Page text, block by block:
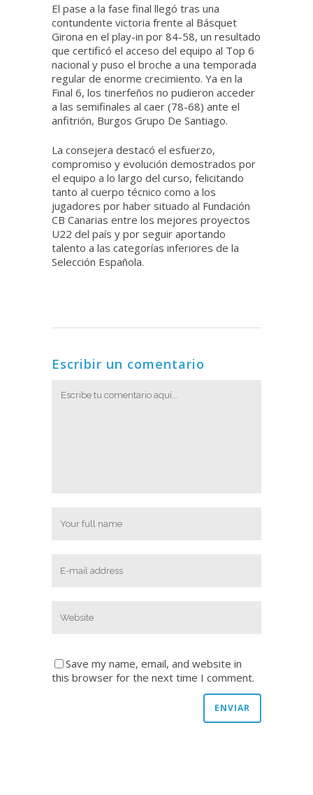
El pase a la fase final llegó tras una
contundente victoria frente al Básquet
Girona en el play-in por 84-58, un resultado
que certificó el acceso del equipo al Top 6
nacional y puso el broche a una temporada
regular de enorme crecimiento. Ya en la
Final 6, los tinerfeños no pudieron acceder
a las semifinales al caer (78-68) ante el
anfitrión, Burgos Grupo De Santiago.
La consejera destacó el esfuerzo,
compromiso y evolución demostrados por
el equipo a lo largo del curso, felicitando
tanto al cuerpo técnico como a los
jugadores por haber situado al Fundación
CB Canarias entre los mejores proyectos
U22 del país y por seguir aportando
talento a las categorías inferiores de la
Selección Española.
Escribir un comentario
Save my name, email, and website in
this browser for the next time I comment.